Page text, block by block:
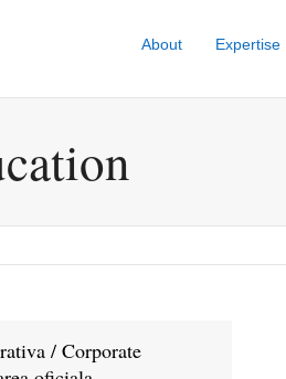
About Expertise
/ Corporate